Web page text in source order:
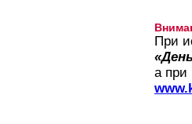
При
а при